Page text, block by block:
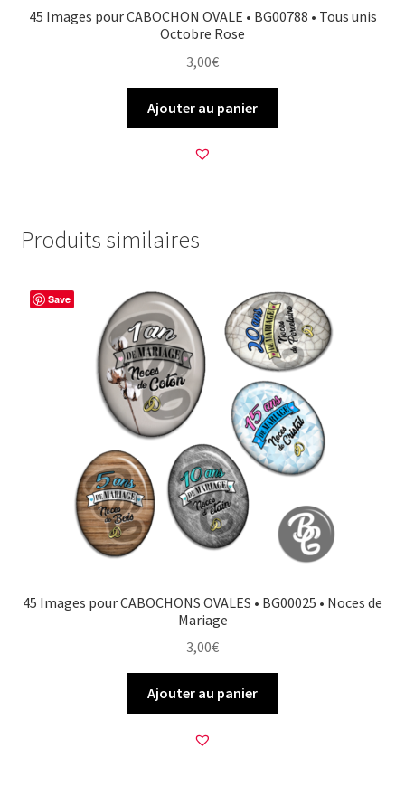
45 Images pour CABOCHON OVALE • BG00788 • Tous unis
Octobre Rose
3,00€
Ajouter au panier
Produits similaires
Save
45 Images pour CABOCHONS OVALES • BG00025 • Noces de
Mariage
3,00€
Ajouter au panier